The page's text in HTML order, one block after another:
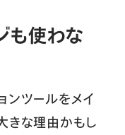
も使わな
ンツールをメイ
きな理由かもし